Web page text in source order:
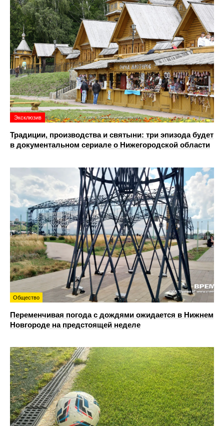
Эксклюзив
Традиции, производства и святыни: три эпизода будет
в документальном сериале о Нижегородской области
Общество
Переменчивая погода с дождями ожидается в Нижнем
Новгороде на предстоящей неделе